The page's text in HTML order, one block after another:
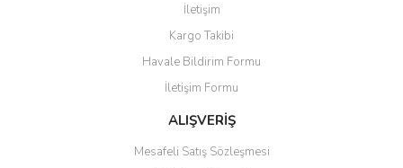
İletişim
Kargo Takibi
Havale Bildirim Formu
İletişim Formu
ALIŞVERİŞ
Mesafeli Satış Sözleşmesi